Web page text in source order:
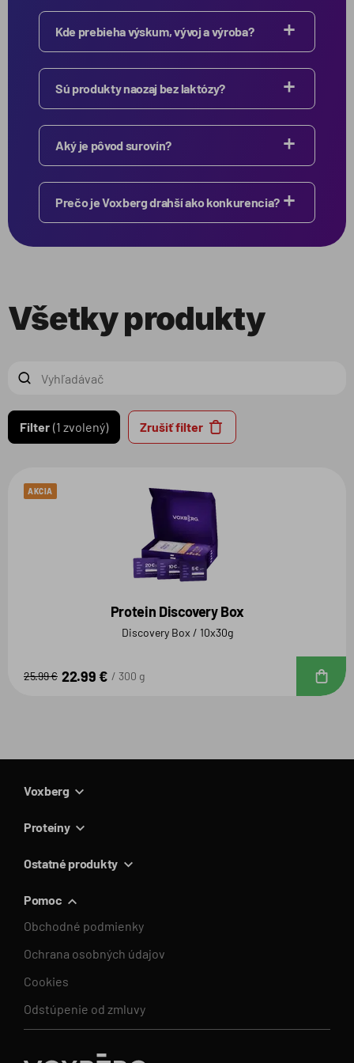
Kde prebieha výskum, vývoj a výroba?
Sú produkty naozaj bez laktózy?
Aký je pôvod surovín?
Prečo je Voxberg drahší ako konkurencia?
Všetky produkty
Filter 1 zvolený Zrušiť filter
AKCIA
Protein Discovery Box
Discovery Box / 10x30g
25.99 € 22.99 € 300 g
Voxberg
Proteíny
Ostatné produkty
Pomoc
Obchodné podmienky
Ochrana osobných údajov
Cookies
Odstúpenie od zmluvy